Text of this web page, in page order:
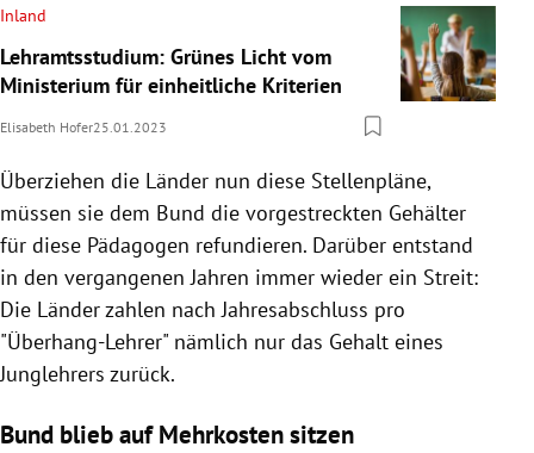
Inland
Lehramtsstudium: Grünes Licht vom
Ministerium für einheitliche Kriterien
Elisabeth Hofer25.01.2023
Überziehen die Länder nun diese Stellenpläne,
müssen sie dem Bund die vorgestreckten Gehälter
für diese Pädagogen refundieren. Darüber entstand
in den vergangenen Jahren immer wieder ein Streit:
Die Länder zahlen nach Jahresabschluss pro
"Überhang-Lehrer" nämlich nur das Gehalt eines
Junglehrers zurück.
Bund blieb auf Mehrkosten sitzen